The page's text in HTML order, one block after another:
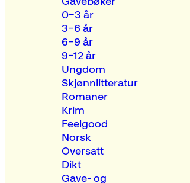
0–3 år
3–6 år
6–9 år
9–12 år
Ungdom
Skjønnlitteratur
Romaner
Krim
Feelgood
Norsk
Oversatt
Dikt
Gave- og